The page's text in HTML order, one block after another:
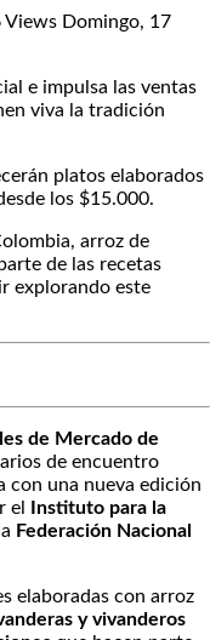
Views Domingo, 17
e impulsa las ventas
viva la tradición
platos elaborados
los $15.000.
arroz de
de las recetas
explorando este
de Mercado de
de encuentro
con una nueva edición
el
Instituto para la
Federación Nacional
elaboradas con arroz
y vivanderos